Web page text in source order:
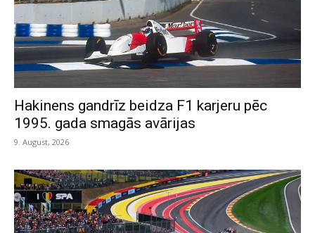
Hakinens gandrīz beidza F1 karjeru pēc
1995. gada smagās avārijas
9. August, 2026